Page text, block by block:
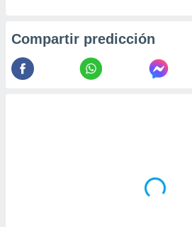
Compartir predicción